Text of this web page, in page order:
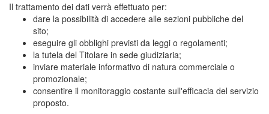
Il trattamento dei dati verrà effettuato per:
dare la possibilità di accedere alle sezioni pubbliche del
sito;
eseguire gli obblighi previsti da leggi o regolamenti;
la tutela del Titolare in sede giudiziaria;
inviare materiale informativo di natura commerciale o
promozionale;
consentire il monitoraggio costante sull'efficacia del servizio
proposto.